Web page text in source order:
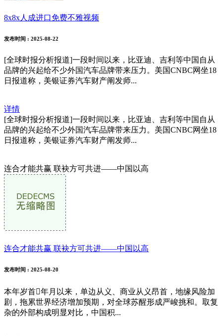
8x8x人成进口免费不雅视频
发布时间 : 2025-08-22
[全球时报分析报道]一段时间以来，比亚迪、吉利等中国自从
品牌的兴起给不少外国汽车品牌带来压力。美国CNBC网坐18
日报道称，美银证券汽车财产阐发师...
详情
[全球时报分析报道]一段时间以来，比亚迪、吉利等中国自从
品牌的兴起给不少外国汽车品牌带来压力。美国CNBC网坐18
日报道称，美银证券汽车财产阐发师...
连合才能共赢 联袂方可共进——中国以高
连合才能共赢 联袂方可共进——中国以高
发布时间 : 2025-08-20
本年岁首年月以来，单边从义、商业从义昂首，地缘风险加
剧，拖累世界经济增加预期，对全球苏醒形成严峻挑和。取复
杂的外部构成明显对比，中国积...